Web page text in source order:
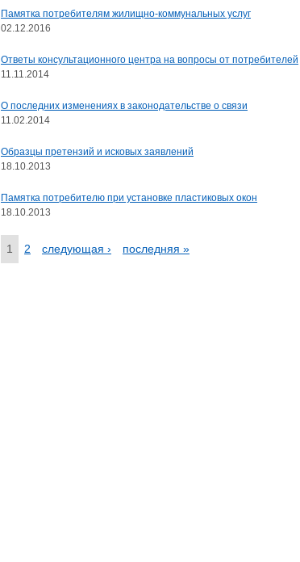
Памятка потребителям жилищно-коммунальных услуг
02.12.2016
Ответы консультационного центра на вопросы от потребителей
11.11.2014
О последних изменениях в законодательстве о связи
11.02.2014
Образцы претензий и исковых заявлений
18.10.2013
Памятка потребителю при установке пластиковых окон
18.10.2013
Нумерация
Текущая
страница
1 Page
2
Следующая
следующая ›
Последняя
последняя »